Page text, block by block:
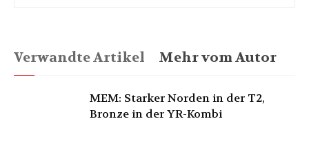
Verwandte Artikel Mehr vom Autor
MEM: Starker Norden in der T2,
Bronze in der YR-Kombi